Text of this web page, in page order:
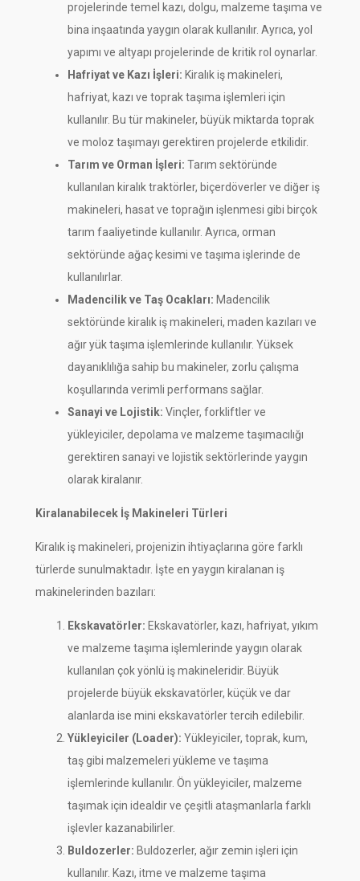
projelerinde temel kazı, dolgu, malzeme taşıma ve
bina inşaatında yaygın olarak kullanılır. Ayrıca, yol
yapımı ve altyapı projelerinde de kritik rol oynarlar.
Hafriyat ve Kazı İşleri: Kiralık iş makineleri,
hafriyat, kazı ve toprak taşıma işlemleri için
kullanılır. Bu tür makineler, büyük miktarda toprak
ve moloz taşımayı gerektiren projelerde etkilidir.
Tarım ve Orman İşleri: Tarım sektöründe
kullanılan kiralık traktörler, biçerdöverler ve diğer iş
makineleri, hasat ve toprağın işlenmesi gibi birçok
tarım faaliyetinde kullanılır. Ayrıca, orman
sektöründe ağaç kesimi ve taşıma işlerinde de
kullanılırlar.
Madencilik ve Taş Ocakları: Madencilik
sektöründe kiralık iş makineleri, maden kazıları ve
ağır yük taşıma işlemlerinde kullanılır. Yüksek
dayanıklılığa sahip bu makineler, zorlu çalışma
koşullarında verimli performans sağlar.
Sanayi ve Lojistik: Vinçler, forkliftler ve
yükleyiciler, depolama ve malzeme taşımacılığı
gerektiren sanayi ve lojistik sektörlerinde yaygın
olarak kiralanır.
Kiralanabilecek İş Makineleri Türleri
Kiralık iş makineleri, projenizin ihtiyaçlarına göre farklı
türlerde sunulmaktadır. İşte en yaygın kiralanan iş
makinelerinden bazıları:
Ekskavatörler: Ekskavatörler, kazı, hafriyat, yıkım
ve malzeme taşıma işlemlerinde yaygın olarak
kullanılan çok yönlü iş makineleridir. Büyük
projelerde büyük ekskavatörler, küçük ve dar
alanlarda ise mini ekskavatörler tercih edilebilir.
Yükleyiciler (Loader): Yükleyiciler, toprak, kum,
taş gibi malzemeleri yükleme ve taşıma
işlemlerinde kullanılır. Ön yükleyiciler, malzeme
taşımak için idealdir ve çeşitli ataşmanlarla farklı
işlevler kazanabilirler.
Buldozerler: Buldozerler, ağır zemin işleri için
kullanılır. Kazı, itme ve malzeme taşıma